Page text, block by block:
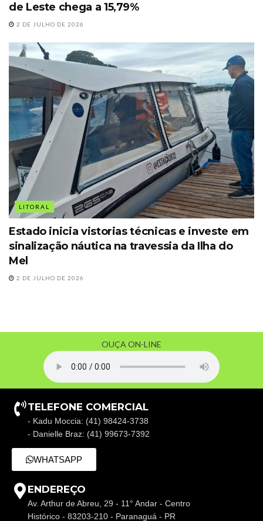
de Leste chega a 15,79%
2 DE JULHO DE 2026
LITORAL
Estado inicia vistorias técnicas e investe em
sinalização náutica na travessia da Ilha do
Mel
2 DE JULHO DE 2026
OUÇA ON-LINE
TELEFONE COMERCIAL
- Kadu Moccia: (41) 98424-3738
- Danielle Braz: (41) 99673-7392
WHATSAPP
ENDEREÇO
Av. Arthur de Abreu, 29 - 11° Andar - Centro
Histórico - 83203-210 - Paranaguá - PR